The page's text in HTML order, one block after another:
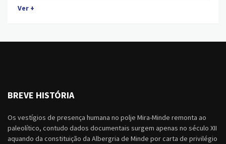
Ver +
BREVE HISTÓRIA
Os vestígios de presença humana no polje Mira-Minde remonta ao
paleolítico, contudo dados documentais surgem apenas no século XII
aquando da constituição da Albergria de Minde por carta de privilégio